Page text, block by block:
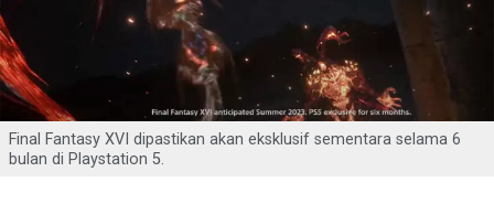
Final Fantasy XVI dipastikan akan eksklusif sementara selama 6
bulan di Playstation 5.